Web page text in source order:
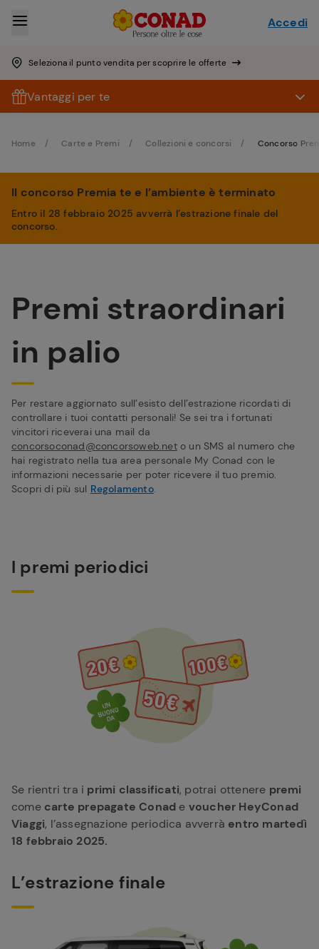
Seleziona il punto vendita per scoprire le offerte
Accedi
Vantaggi per te
Home Carte e Premi Collezioni e concorsi Concorso
Il concorso Premia te e l’ambiente è terminato
Entro il 28 febbraio 2025 avverrà l’estrazione finale del
concorso.
Premi straordinari
in palio
Per restare aggiornato sull’esisto dell’estrazione ricordati di
controllare i tuoi contatti personali! Se sei tra i fortunati
vincitori riceverai una mail da
concorsoconad@concorsoweb.neto un SMS al numero che
hai registrato nella tua area personale My Conad con le
informazioni necessarie per poter ricevere il tuo premio.
Scopri di più sul Regolamento.
I premi periodici
Se rientri tra i primi classificati, potrai ottenere premi
come carte prepagate Conad e voucher HeyConad
Viaggi, l’assegnazione periodica avverrà entro martedì
18 febbraio 2025.
L’estrazione finale